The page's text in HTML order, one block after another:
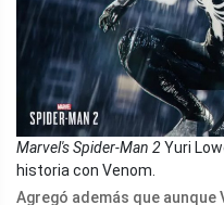
Marvel's Spider-Man 2Yuri
historia con Venom.
Agregó además que aunque